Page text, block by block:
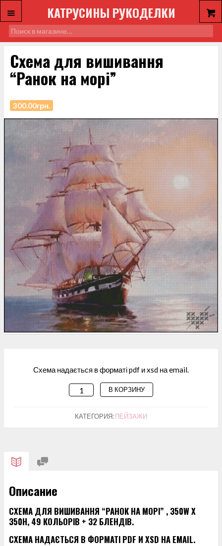
КАТРУСИНЫ РУКОДЕЛКИ
Схема для вишивання
“Ранок на морі”
300.00грн.
Схема надається в форматі pdf и xsd на email.
КОЛИЧЕСТВО
СХЕМА
ДЛЯ
В КОРЗИНУ
КАТЕГОРИЯ:ПЕЙЗАЖИ
Описание
СХЕМА ДЛЯ ВИШИВАННЯ “РАНОК НА МОРІ” , 350W X
350H, 49 КОЛЬОРІВ + 32 БЛЕНДІВ.
СХЕМА НАДАЄТЬСЯ В ФОРМАТІ PDF И XSD НА EMAIL.